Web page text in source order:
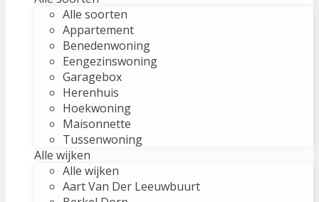
Alle soorten
Appartement
Benedenwoning
Eengezinswoning
Garagebox
Herenhuis
Hoekwoning
Maisonnette
Tussenwoning
Alle wijken
Alle wijken
Aart Van Der Leeuwbuurt